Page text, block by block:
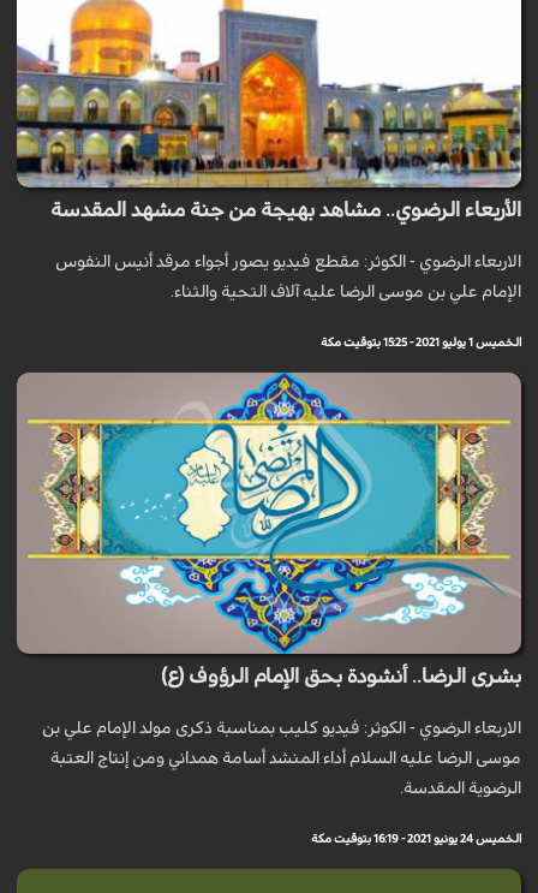
الأربعاء الرضوي.. مشاهد بهيجة من جنة مشهد المقدسة
الاربعاء الرضوي - الكوثر: مقطع فيديو يصور أجواء مرقد أنيس النفوس
الإمام علي بن موسى الرضا عليه آلاف التحية والثناء.
الخميس 1 يوليو 2021 - 15:25 بتوقيت مكة
بشرى الرضا.. أنشودة بحق الإمام الرؤوف (ع)
الاربعاء الرضوي - الكوثر: فيديو كليب بمناسبة ذكرى مولد الإمام علي بن
موسى الرضا عليه السلام أداء المنشد أسامة همداني ومن إنتاج العتبة
الرضوية المقدسة.
الخميس 24 يونيو 2021 - 16:19 بتوقيت مكة